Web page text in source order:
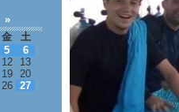
»
金
土
5
6
12
13
19
20
26
27